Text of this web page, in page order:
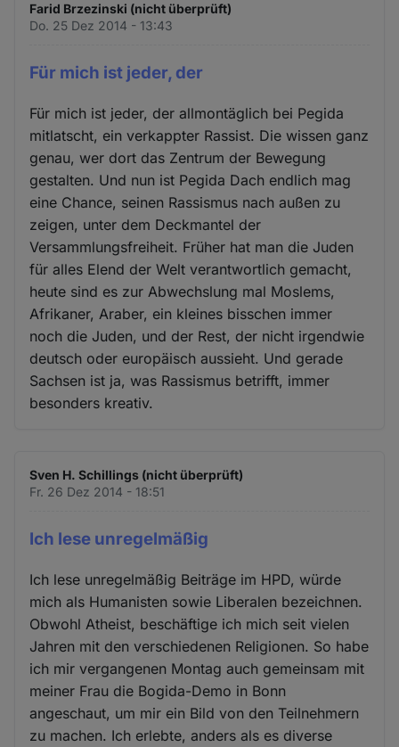
Farid Brzezinski (nicht überprüft)
Do. 25 Dez 2014 - 13:43
Für mich ist jeder, der
Für mich ist jeder, der allmontäglich bei Pegida
mitlatscht, ein verkappter Rassist. Die wissen ganz
genau, wer dort das Zentrum der Bewegung
gestalten. Und nun ist Pegida Dach endlich mag
eine Chance, seinen Rassismus nach außen zu
zeigen, unter dem Deckmantel der
Versammlungsfreiheit. Früher hat man die Juden
für alles Elend der Welt verantwortlich gemacht,
heute sind es zur Abwechslung mal Moslems,
Afrikaner, Araber, ein kleines bisschen immer
noch die Juden, und der Rest, der nicht irgendwie
deutsch oder europäisch aussieht. Und gerade
Sachsen ist ja, was Rassismus betrifft, immer
besonders kreativ.
Sven H. Schillings (nicht überprüft)
Fr. 26 Dez 2014 - 18:51
Ich lese unregelmäßig
Ich lese unregelmäßig Beiträge im HPD, würde
mich als Humanisten sowie Liberalen bezeichnen.
Obwohl Atheist, beschäftige ich mich seit vielen
Jahren mit den verschiedenen Religionen. So habe
ich mir vergangenen Montag auch gemeinsam mit
meiner Frau die Bogida-Demo in Bonn
angeschaut, um mir ein Bild von den Teilnehmern
zu machen. Ich erlebte, anders als es diverse